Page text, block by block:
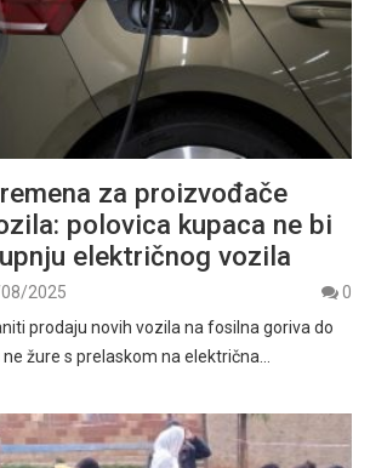
za proizvođače
polovica kupaca ne bi
električnog vozila
2025
0
prodaju novih vozila na fosilna goriva do
žure s prelaskom na električna…